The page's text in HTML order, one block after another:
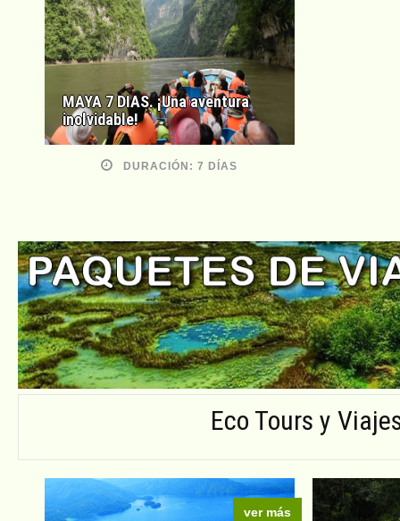
MAYA 7 DIAS. ¡Una aventura
inolvidable!
DURACIÓN: 7 DÍAS
Eco Tours y
ver más